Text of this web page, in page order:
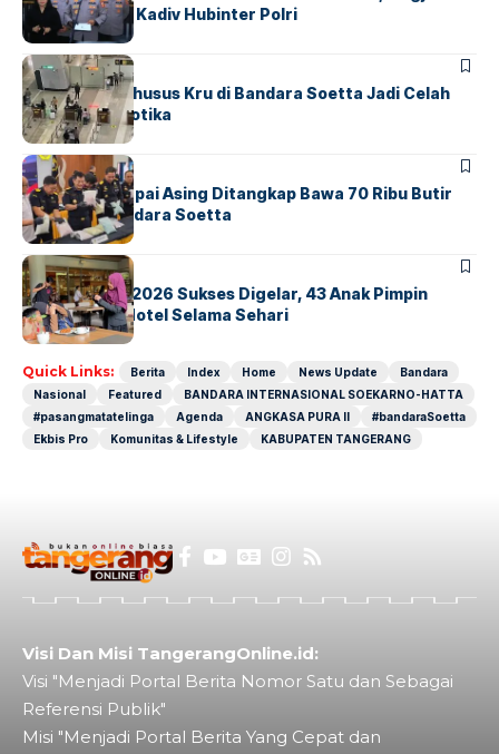
Untung Jabat Kadiv Hubinter Polri
BANDARABERITA
Ketika Jalur Khusus Kru di Bandara Soetta Jadi Celah
Sindikat Narkotika
BANDARA BERITA
Kopilot Maskapai Asing Ditangkap Bawa 70 Ribu Butir
Ekstasi di Bandara Soetta
BERITAINDEX
GM For A Day 2026 Sukses Digelar, 43 Anak Pimpin
Operasional Hotel Selama Sehari
Quick Links: Berita Index Home News Update
Bandara
Nasional
Featured
BANDARA INTERNASIONAL SOEKARNO-HATTA
#pasangmatatelinga
Agenda ANGKASA PURA II
#bandaraSoetta
Ekbis Pro
Komunitas & Lifestyle KABUPATEN TANGERANG
Visi Dan Misi TangerangOnline.id:
Visi "Menjadi Portal Berita Nomor Satu dan Sebagai
Referensi Publik"
Misi "Menjadi Portal Berita Yang Cepat dan